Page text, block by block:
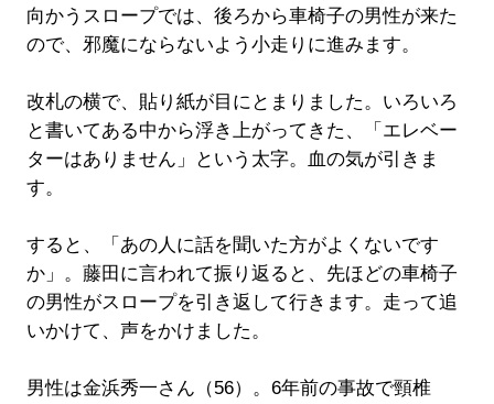
向かうスロープでは、後ろから車椅子の男性が来た
ので、邪魔にならないよう小走りに進みます。
改札の横で、貼り紙が目にとまりました。いろいろ
と書いてある中から浮き上がってきた、「エレベー
ターはありません」という太字。血の気が引きま
す。
すると、「あの人に話を聞いた方がよくないです
か」。藤田に言われて振り返ると、先ほどの車椅子
の男性がスロープを引き返して行きます。走って追
いかけて、声をかけました。
男性は金浜秀一さん（56）。6年前の事故で頸椎